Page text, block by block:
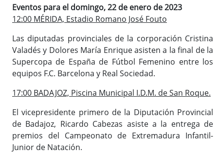
Eventos para el domingo, 22 de enero de 2023
12:00 MÉRIDA, Estadio Romano José Fouto
Las diputadas provinciales de la corporación Cristina
Valadés y Dolores María Enrique asisten a la final de la
Supercopa de España de Fútbol Femenino entre los
equipos F.C. Barcelona y Real Sociedad.
17:00 BADAJOZ, Piscina Municipal I.D.M. de San Roque.
El vicepresidente primero de la Diputación Provincial
de Badajoz, Ricardo Cabezas asiste a la entrega de
premios del Campeonato de Extremadura Infantil-
Junior de Natación.